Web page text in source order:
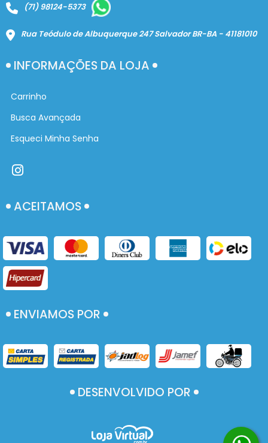
(71) 98124-5373
Rua Teódulo de Albuquerque 247 Salvador BR-BA - 41181010
INFORMAÇÕES DA LOJA
Carrinho
Busca Avançada
Esqueci Minha Senha
ACEITAMOS
ENVIAMOS POR
DESENVOLVIDO POR